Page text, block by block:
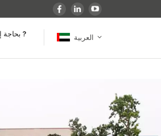
العربية
français
بحاجة إلى مساعدة ?